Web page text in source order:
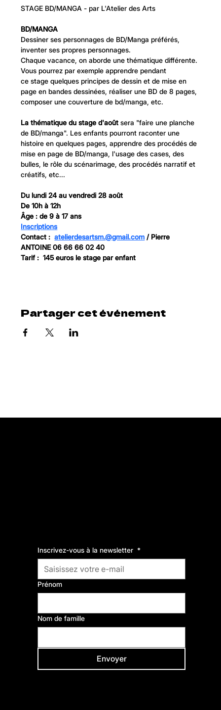
STAGE BD/MANGA - par L'Atelier des Arts
BD/MANGA
Dessiner ses personnages de BD/Manga préférés,
inventer ses propres personnages.
Chaque vacance, on aborde une thématique différente.
Vous pourrez par exemple apprendre pendant
ce stage quelques principes de dessin et de mise en
page en bandes dessinées, réaliser une BD de 8 pages,
composer une couverture de bd/manga, etc.
La thématique du stage d'août sera "faire une planche
de BD/manga". Les enfants pourront raconter une
histoire en quelques pages, apprendre des procédés de
mise en page de BD/manga, l'usage des cases, des
bulles, le rôle du scénarimage, des procédés narratif et
créatifs, etc...
Du lundi 24 au vendredi 28 août
De 10h à 12h
Âge : de 9 à 17 ans
Inscriptions
Contact : atelierdesartsm.@gmail.com / Pierre
ANTOINE 06 66 66 02 40
Tarif :  145 euros le stage par enfant
Partager cet événement
Comme Vous Émoi,
fabrique de cultures et de solidarités.
Inscrivez-vous à la newsletter *
Prénom
Nom de famille
Envoyer